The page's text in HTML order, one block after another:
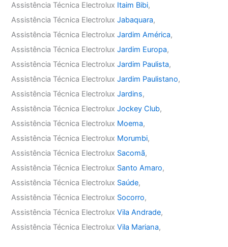
Assistência Técnica Electrolux Itaim Bibi,
Assistência Técnica ElectroluxJabaquara,
Assistência Técnica ElectroluxJardim América,
Assistência Técnica ElectroluxJardim Europa,
Assistência Técnica ElectroluxJardim Paulista,
Assistência Técnica ElectroluxJardim Paulistano,
Assistência Técnica ElectroluxJardins,
Assistência Técnica ElectroluxJockey Club,
Assistência Técnica Electrolux Moema,
Assistência Técnica Electrolux Morumbi,
Assistência Técnica Electrolux Sacomã,
Assistência Técnica Electrolux Santo Amaro,
Assistência Técnica Electrolux Saúde,
Assistência Técnica Electrolux Socorro,
Assistência Técnica ElectroluxVila Andrade,
Assistência Técnica ElectroluxVila Mariana,